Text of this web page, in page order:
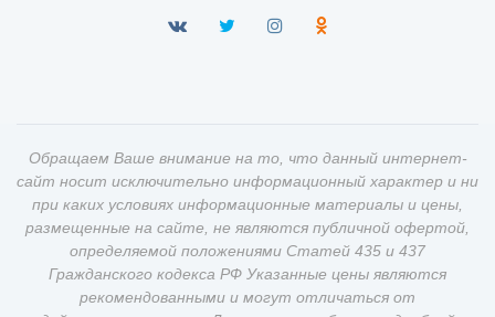
Обращаем Ваше внимание на то, что данный интернет-
сайт носит исключительно информационный характер и ни
при каких условиях информационные материалы и цены,
размещенные на сайте, не являются публичной офертой,
определяемой положениями Статей 435 и 437
Гражданского кодекса РФ Указанные цены являются
рекомендованными и могут отличаться от